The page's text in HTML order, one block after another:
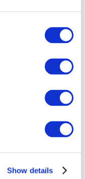
Show details
Шоу